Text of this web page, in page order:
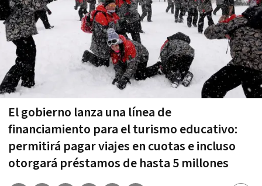
El gobierno lanza una línea de
financiamiento para el turismo educativo:
permitirá pagar viajes en cuotas e incluso
otorgará préstamos de hasta 5 millones